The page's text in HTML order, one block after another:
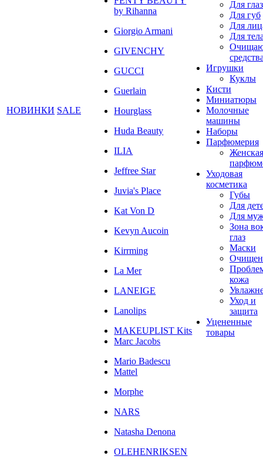
НОВИНКИ SALE
by Rihanna
Giorgio Armani
GIVENCHY
GUCCI
Guerlain
Hourglass
Huda Beauty
ILIA
Jeffree Star
Juvia's Place
Kat Von D
Kevyn Aucoin
Kirrming
La Mer
LANEIGE
Lanolips
MAKEUPLIST Kits
Marc Jacobs
Mario Badescu
Mattel
Morphe
NARS
Natasha Denona
OLEHENRIKSEN
Для глаз
Для губ
Для
Для
Игрушки
Куклы
Кисти
Миниатюры
Молочные
машины
Наборы
Парфюмерия
Женская
Уходовая
косметика
Губы
Для
Для
Зона
глаз
Маски
кожа
Уход и
защита
Уцененные
товары